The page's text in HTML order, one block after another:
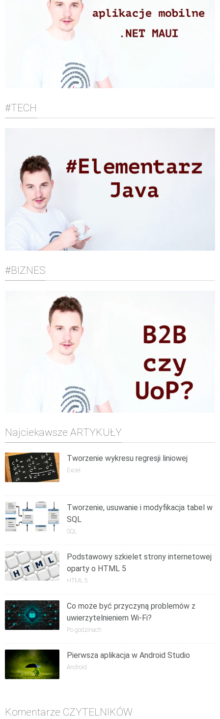
#TECH
#BIZNES
Najciekawsze ARTYKUŁY
Tworzenie wykresu regresji liniowej
Excel
Tworzenie, usuwanie i modyfikacja tabel w
SQL
SQL
Podstawowy szkielet strony internetowej
oparty o HTML 5
HTML 5
Co może być przyczyną problemów z
uwierzytelnieniem Wi-Fi?
Po godzinach
Pierwsza aplikacja w Android Studio
Android
Komentarze CZYTELNIKÓW